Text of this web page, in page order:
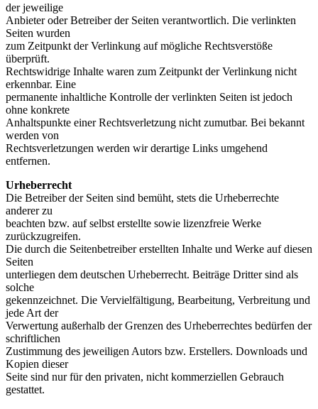
der jeweilige
Anbieter oder Betreiber der Seiten verantwortlich. Die verlinkten
Seiten wurden
zum Zeitpunkt der Verlinkung auf mögliche Rechtsverstöße
überprüft.
Rechtswidrige Inhalte waren zum Zeitpunkt der Verlinkung nicht
erkennbar. Eine
permanente inhaltliche Kontrolle der verlinkten Seiten ist jedoch
ohne konkrete
Anhaltspunkte einer Rechtsverletzung nicht zumutbar. Bei bekannt
werden von
Rechtsverletzungen werden wir derartige Links umgehend
entfernen.
Urheberrecht
Die Betreiber der Seiten sind bemüht, stets die Urheberrechte
anderer zu
beachten bzw. auf selbst erstellte sowie lizenzfreie Werke
zurückzugreifen.
Die durch die Seitenbetreiber erstellten Inhalte und Werke auf diesen
Seiten
unterliegen dem deutschen Urheberrecht. Beiträge Dritter sind als
solche
gekennzeichnet. Die Vervielfältigung, Bearbeitung, Verbreitung und
jede Art der
Verwertung außerhalb der Grenzen des Urheberrechtes bedürfen der
schriftlichen
Zustimmung des jeweiligen Autors bzw. Erstellers. Downloads und
Kopien dieser
Seite sind nur für den privaten, nicht kommerziellen Gebrauch
gestattet.